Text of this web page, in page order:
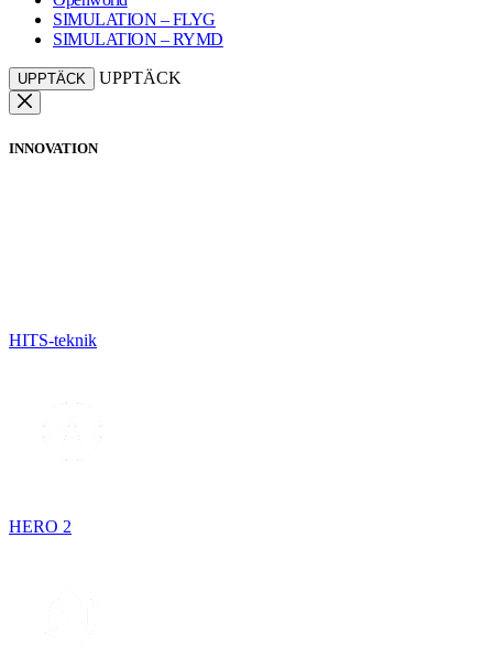
SIMULATION – FLYG
SIMULATION – RYMD
UPPTÄCK UPPTÄCK
INNOVATION
HITS-teknik
HERO 2